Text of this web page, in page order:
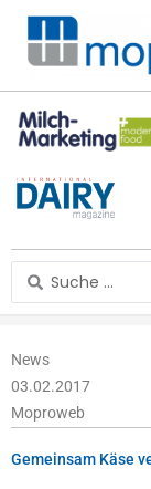
Zum
Inhalt
springen
Search
...
News
03.02.2017
Moproweb
Gemeinsam Käse